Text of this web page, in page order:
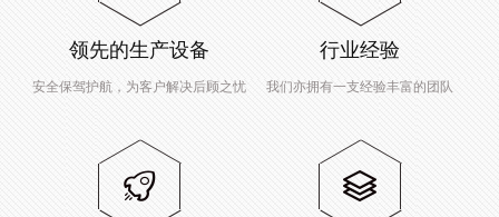
领先的生产设备
安全保驾护航，为客户解决后顾之忧
行业经验
我们亦拥有一支经验丰富的团队